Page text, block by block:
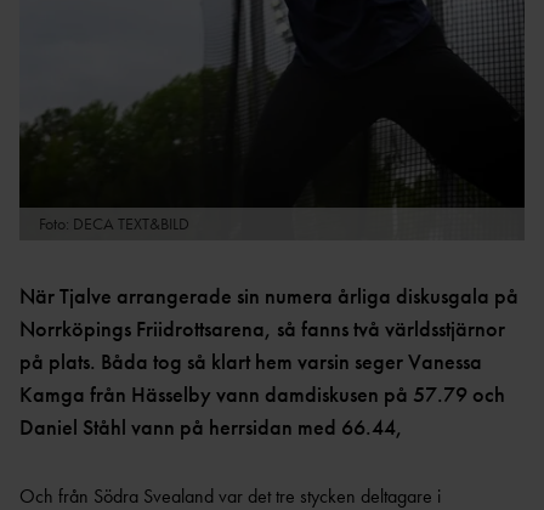
REGIONSMÄSTERSKAP
RD
TIDIGARE
ÅR
202
5
Foto: DECA TEXT&BILD
När Tjalve arrangerade sin numera årliga diskusgala på
Norrköpings Friidrottsarena, så fanns två världsstjärnor
på plats. Båda tog så klart hem varsin seger Vanessa
Kamga från Hässelby vann damdiskusen på 57.79 och
Daniel Ståhl vann på herrsidan med 66.44,
Och från Södra Svealand var det tre stycken deltagare i